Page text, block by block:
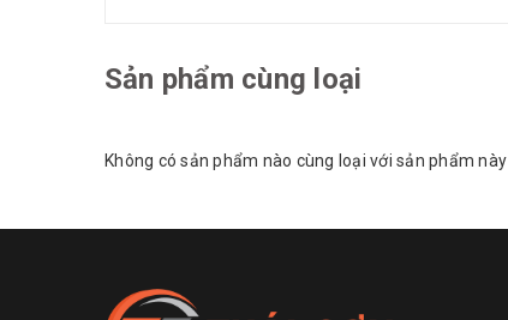
Sản phẩm cùng loại
Không có sản phẩm nào cùng loại với sản phẩm này